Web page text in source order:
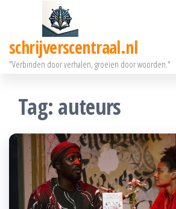
deschrijverscentraal.nl
"Verbinden door verhalen, groeien door woorden."
Tag: auteurs